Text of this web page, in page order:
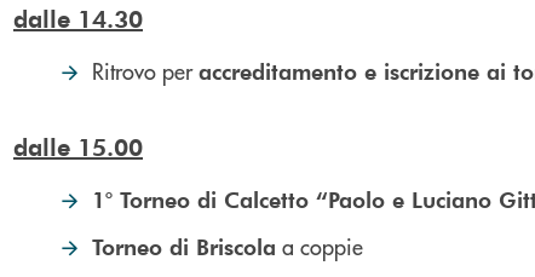
dalle 14.30
Ritrovo peraccreditamento e iscrizione ai
dalle 15.00
1° Torneo di Calcetto “Paolo e Luciano
Torneo di Briscola a coppie